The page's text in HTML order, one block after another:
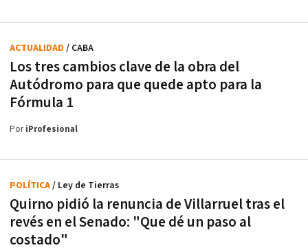
Los tres cambios clave de la obra del
Autódromo para que quede apto para la
Fórmula 1
ACTUALIDAD / CABA
PoriProfesional
Quirno pidió la renuncia de Villarruel tras el
revés en el Senado: "Que dé un paso al
costado"
POLÍTICA/ Ley de Tierras